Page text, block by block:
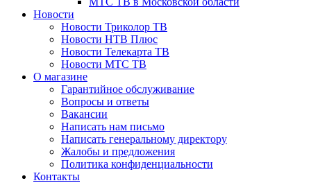
Новости
Новости Триколор ТВ
Новости НТВ Плюс
Новости Телекарта ТВ
Новости МТС ТВ
О магазине
Гарантийное обслуживание
Вопросы и ответы
Вакансии
Написать нам письмо
Написать генеральному директору
Жалобы и предложения
Политика конфиденциальности
Контакты